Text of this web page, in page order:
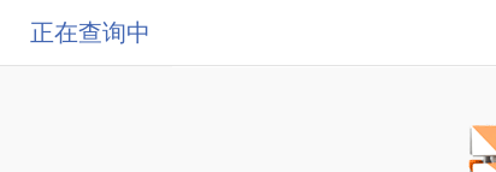
正在查询中